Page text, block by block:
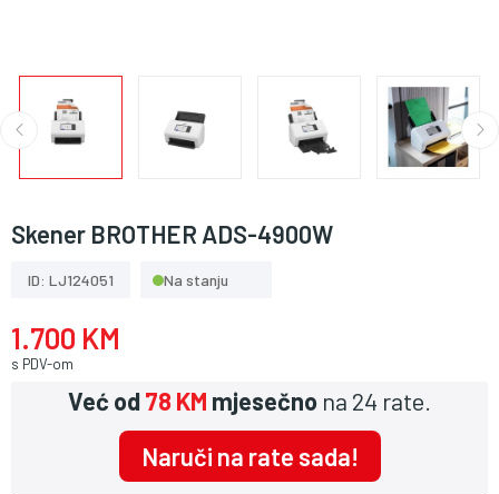
Skener BROTHER ADS-4900W
ID: LJ124051 Na stanju
1.700 KM
s PDV-om
Već od78 KM mjesečno na 24 rate.
Naruči na rate sada!